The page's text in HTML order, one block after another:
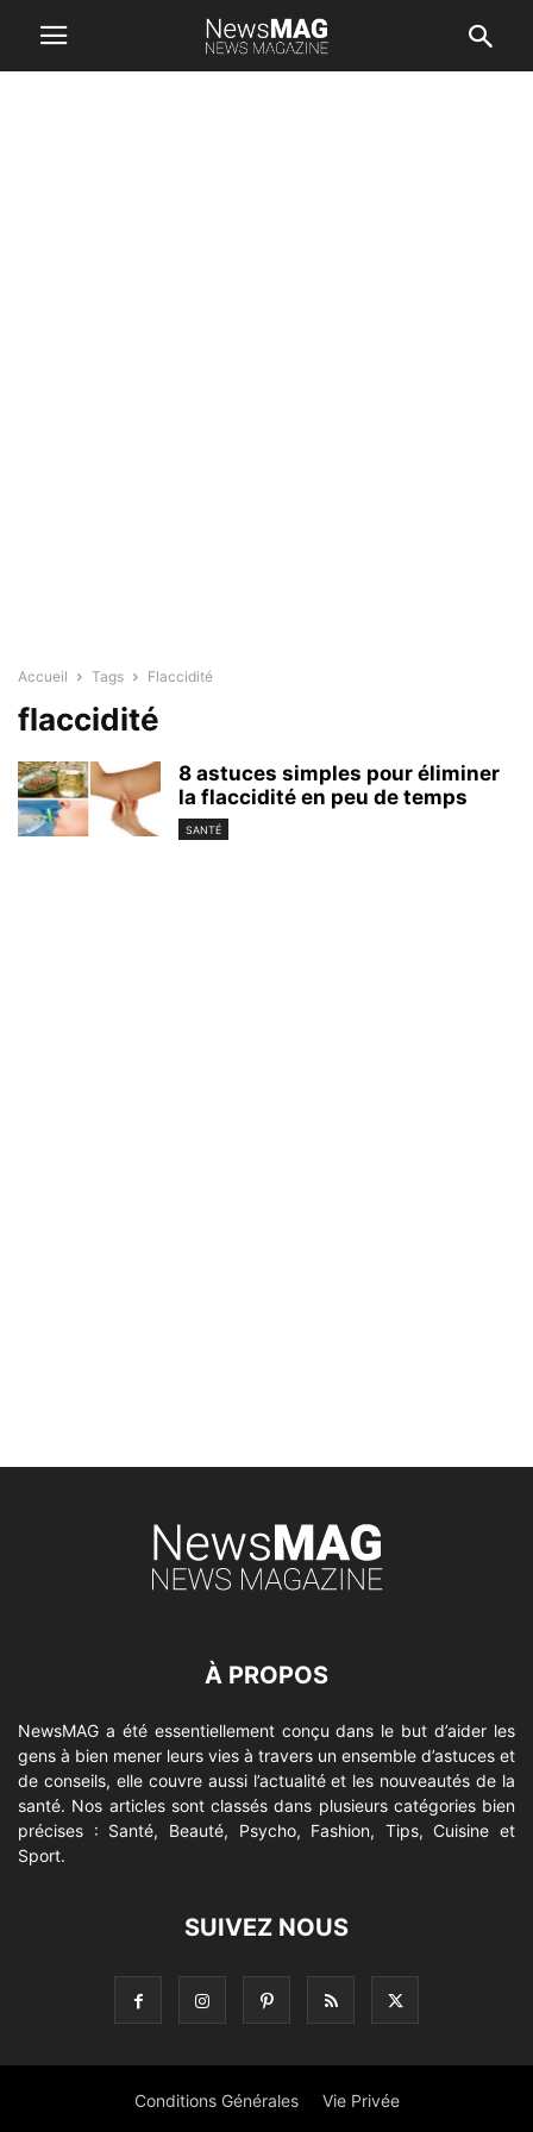
Accueil Tags Flaccidité
flaccidité
8 astuces simples pour éliminer
la flaccidité en peu de temps
SANTÉ
À PROPOS
NewsMAG a été essentiellement conçu dans le but d’aider les
gens à bien mener leurs vies à travers un ensemble d’astuces et
de conseils, elle couvre aussi l’actualité et les nouveautés de la
santé. Nos articles sont classés dans plusieurs catégories bien
précises : Santé, Beauté, Psycho, Fashion, Tips, Cuisine et
Sport.
SUIVEZ NOUS
Conditions Générales Vie Privée